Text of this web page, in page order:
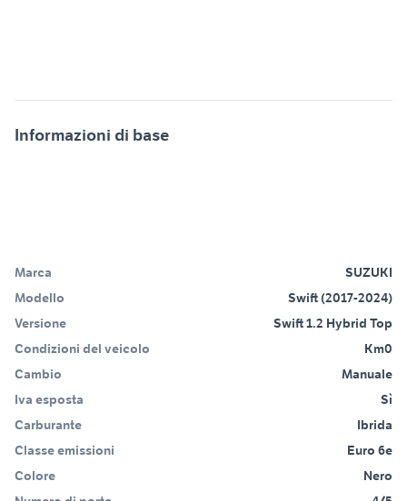
Informazioni di base
Marca
SUZUKI
Modello
Swift (2017-2024)
Versione
Swift 1.2 Hybrid Top
Condizioni del veicolo
Km0
Cambio
Manuale
Iva esposta
Sì
Carburante
Ibrida
Classe emissioni
Euro 6e
Colore
Nero